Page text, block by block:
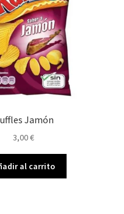
Jamón
3,00€
al carrito